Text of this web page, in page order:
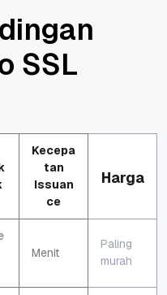
SSL
Kecepa
tan
Issuan
ce
Harga
Menit
Paling
murah